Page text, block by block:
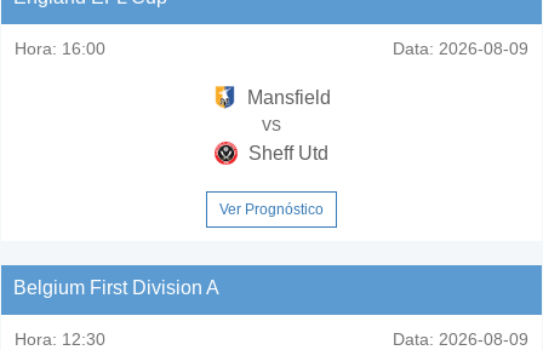
Hora: 16:00 Data: 2026-08-09
Mansfield
vs
Sheff Utd
Ver Prognóstico
Belgium First Division A
Hora: 12:30 Data: 2026-08-09